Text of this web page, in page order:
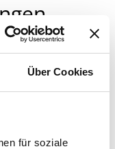
Über Cookies
für soziale
für ein
Sie
und